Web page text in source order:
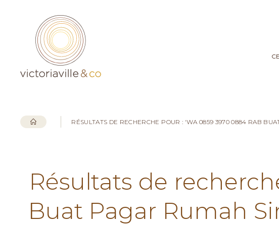
RÉSULTATS DE RECHERCHE POUR : 'WA 0859 3970 0884 RAB
Résultats de
Buat Pagar Rumah